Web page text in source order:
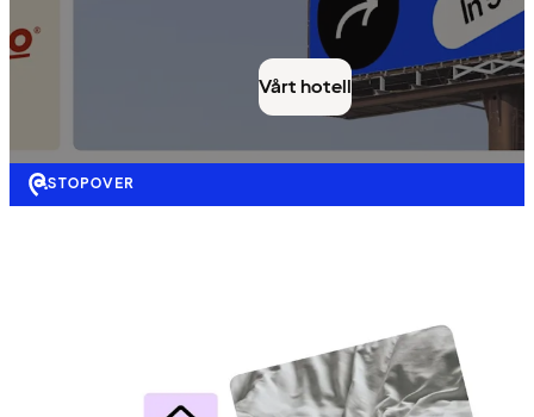
Vårt hotell
STOPOVER